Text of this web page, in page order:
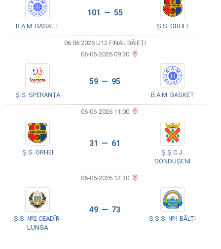
B.A.M. BASKET
101 — 55
Ș.S. ORHEI
06.06.2026 U12 FINAL BĂIEȚI
06-06-2026 09:30
Ș.S. SPERANȚA
59 — 95
B.A.M. BASKET
06-06-2026 11:00
Ș.S. ORHEI
31 — 61
Ș.Ș.C.J.
DONDUȘENI
06-06-2026 12:30
Ș.S. №2 CEADÎR-
LUNGA
49 — 73
Ș.S.S. №1 BĂLȚI